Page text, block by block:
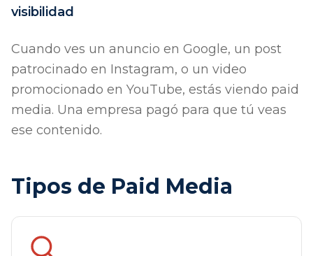
visibilidad
Cuando ves un anuncio en Google, un post
patrocinado en Instagram, o un video
promocionado en YouTube, estás viendo paid
media. Una empresa pagó para que tú veas
ese contenido.
Tipos de Paid Media